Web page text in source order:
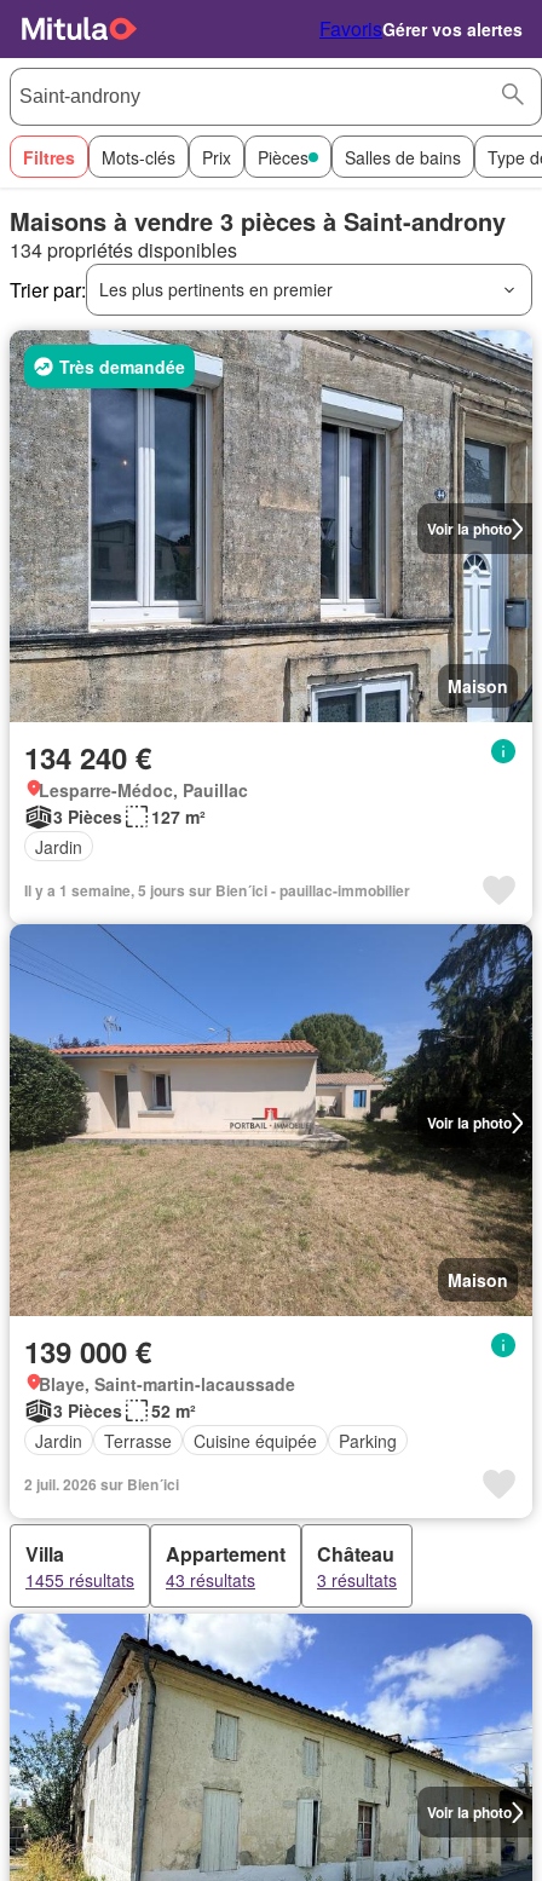
FavorisGérer vos alertes
Filtres Mots-clés Prix Pièces Salles de bains Type
Maisons à vendre 3 pièces à Saint-androny
134 propriétés disponibles
Trier par:
Les plus pertinents en premier
Voir la photo
Très demandée
Maison
134 240 €
Lesparre-Médoc, Pauillac
3 Pièces
127 m²
Jardin
Il y a 1 semaine, 5 jours sur Bien´ici - pauillac-immobilier
Voir la photo
Maison
139 000 €
Blaye, Saint-martin-lacaussade
3 Pièces
52 m²
Jardin
Terrasse Cuisine équipée Parking
2 juil. 2026 sur Bien´ici
Villa
1455 résultats
Appartement
43 résultats
Château
3 résultats
Voir la photo